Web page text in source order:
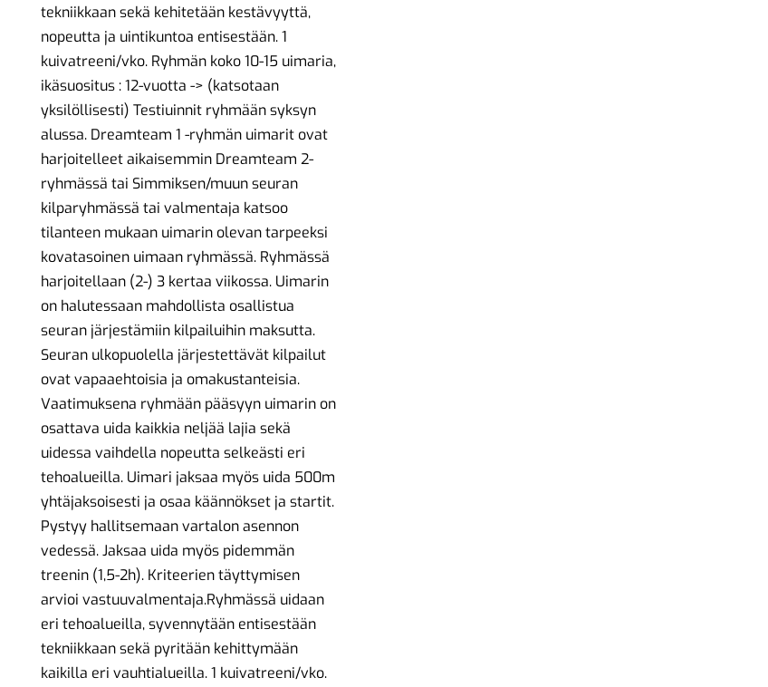
tekniikkaan sekä kehitetään kestävyyttä,
nopeutta ja uintikuntoa entisestään. 1
kuivatreeni/vko. Ryhmän koko 10-15 uimaria,
ikäsuositus : 12-vuotta -> (katsotaan
yksilöllisesti) Testiuinnit ryhmään syksyn
alussa. Dreamteam 1 -ryhmän uimarit ovat
harjoitelleet aikaisemmin Dreamteam 2-
ryhmässä tai Simmiksen/muun seuran
kilparyhmässä tai valmentaja katsoo
tilanteen mukaan uimarin olevan tarpeeksi
kovatasoinen uimaan ryhmässä. Ryhmässä
harjoitellaan (2-) 3 kertaa viikossa. Uimarin
on halutessaan mahdollista osallistua
seuran järjestämiin kilpailuihin maksutta.
Seuran ulkopuolella järjestettävät kilpailut
ovat vapaaehtoisia ja omakustanteisia.
Vaatimuksena ryhmään pääsyyn uimarin on
osattava uida kaikkia neljää lajia sekä
uidessa vaihdella nopeutta selkeästi eri
tehoalueilla. Uimari jaksaa myös uida 500m
yhtäjaksoisesti ja osaa käännökset ja startit.
Pystyy hallitsemaan vartalon asennon
vedessä. Jaksaa uida myös pidemmän
treenin (1,5-2h). Kriteerien täyttymisen
arvioi vastuuvalmentaja.Ryhmässä uidaan
eri tehoalueilla, syvennytään entisestään
tekniikkaan sekä pyritään kehittymään
kaikilla eri vauhtialueilla. 1 kuivatreeni/vko.